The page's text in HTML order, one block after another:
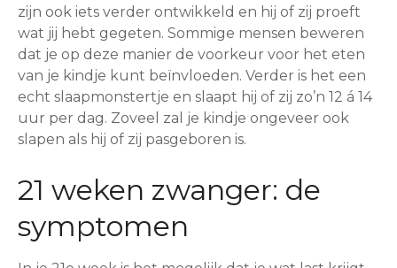
zijn ook iets verder ontwikkeld en hij of zij proeft
wat jij hebt gegeten. Sommige mensen beweren
dat je op deze manier de voorkeur voor het eten
van je kindje kunt beïnvloeden. Verder is het een
echt slaapmonstertje en slaapt hij of zij zo’n 12 á 14
uur per dag. Zoveel zal je kindje ongeveer ook
slapen als hij of zij pasgeboren is.
21 weken zwanger: de
symptomen